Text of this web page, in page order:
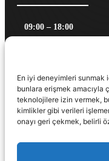
En iyi deneyimleri
bunlara erişmek amacıyla
teknolojilere izin vermek,
kimlikler gibi verileri
onayı geri çekmek, belirli
09:00 – 18:00
Montag, Mittwoch,
Variabel Zeiten
Samstag
Rufen
030